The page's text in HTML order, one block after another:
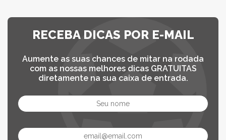
RECEBA DICAS POR E-MAIL
Aumente as suas chances de mitar na rodada
com as nossas melhores dicas GRATUITAS
diretamente na sua caixa de entrada.